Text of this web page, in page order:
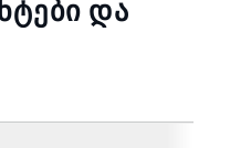
ᲓᲐ